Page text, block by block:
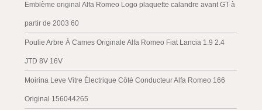
Emblème original Alfa Romeo Logo plaquette calandre avant GT à
partir de 2003 60
Poulie Arbre À Cames Originale Alfa Romeo Fiat Lancia 1.9 2.4
JTD 8V 16V
Moirina Leve Vitre Électrique Côté Conducteur Alfa Romeo 166
Original 156044265